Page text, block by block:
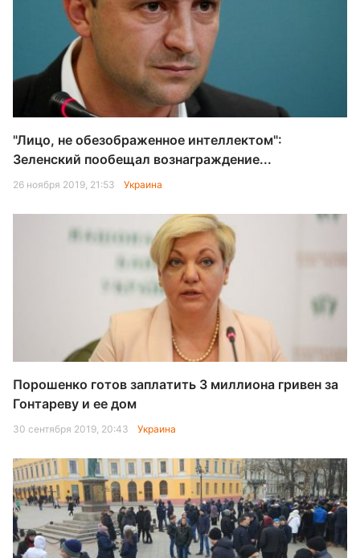
"Лицо, не обезображенное интеллектом":
Зеленский пообещал вознаграждение...
26 ноября 2019, 21:53 Украина
Порошенко готов заплатить 3 миллиона гривен за
Гонтареву и ее дом
30 сентября 2019, 20:43 Украина